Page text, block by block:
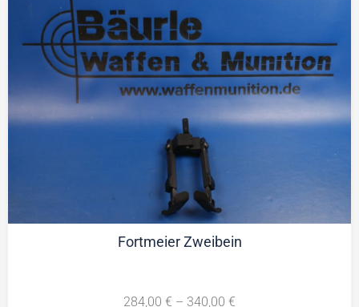
Fortmeier Zweibein
284,00 € – 340,00 €